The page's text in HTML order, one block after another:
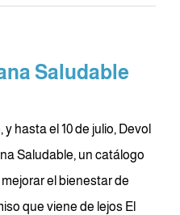
Saludable
hasta el 10 de julio, Devol
Saludable, un catálogo
el bienestar de
que viene de lejos El